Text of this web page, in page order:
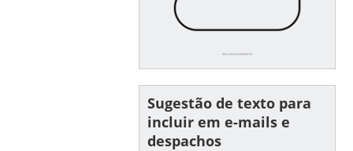
Sugestão de texto para
incluir em e-mails e
despachos